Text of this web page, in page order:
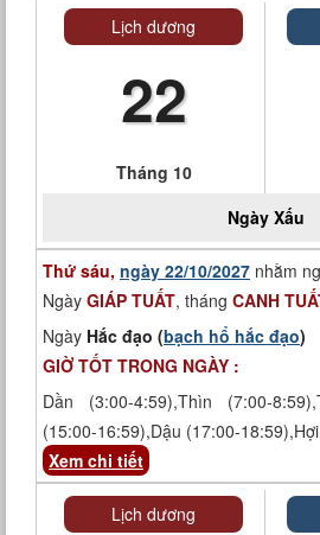
Lịch dương
22
Tháng 10
Ngày Xấu
Thứ sáu, ngày 22/10/2027 nhằm
Ngày GIÁP TUẤT, tháng CANH
Ngày Hắc đạo (bạch hổ hắc đạo)
GIỜ TỐT TRONG NGÀY :
Dần (3:00-4:59),Thìn (7:00-
(15:00-16:59),Dậu (17:00-
Xem chi tiết
Lịch dương